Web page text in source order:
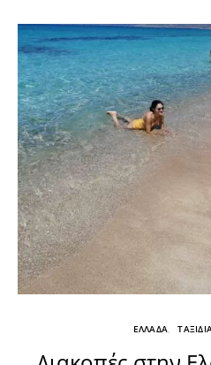
ΕΛΛΑΔΑ